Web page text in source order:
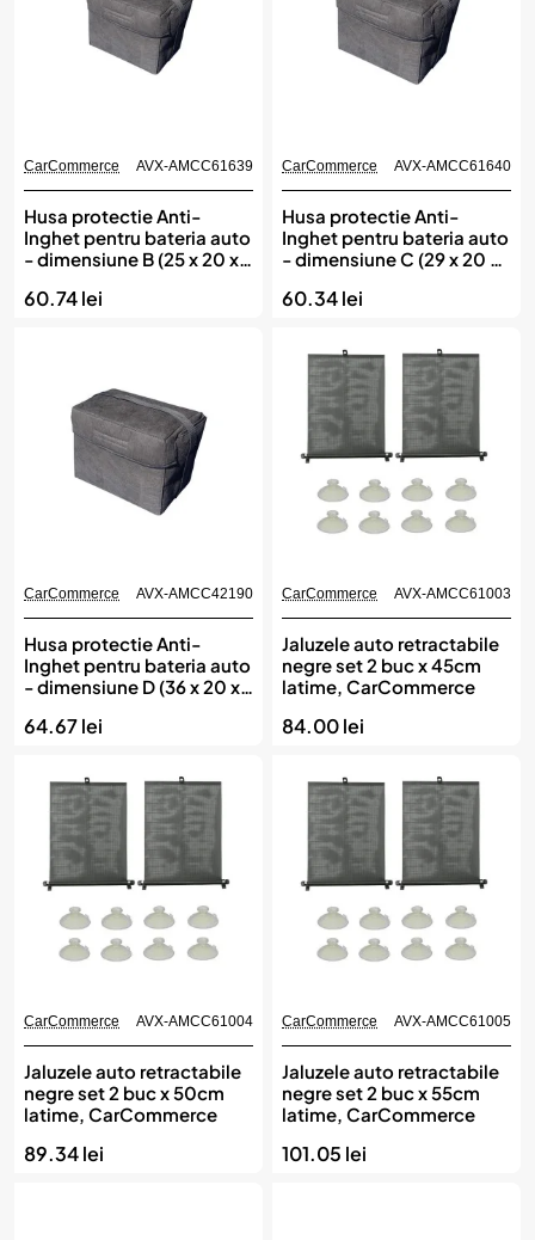
CarCommerce AVX-AMCC61639
Husa protectie Anti-
Inghet pentru bateria auto
- dimensiune B (25 x 20 x
60.74 lei
CarCommerce AVX-AMCC61640
Husa protectie Anti-
Inghet pentru bateria auto
- dimensiune C (29 x 20 x
60.34 lei
CarCommerce AVX-AMCC42190
Husa protectie Anti-
Inghet pentru bateria auto
- dimensiune D (36 x 20 x
64.67 lei
CarCommerce AVX-AMCC61003
Jaluzele auto retractabile
negre set 2 buc x 45cm
latime, CarCommerce
84.00 lei
CarCommerce AVX-AMCC61004
Jaluzele auto retractabile
negre set 2 buc x 50cm
latime, CarCommerce
89.34 lei
CarCommerce AVX-AMCC61005
Jaluzele auto retractabile
negre set 2 buc x 55cm
latime, CarCommerce
101.05 lei